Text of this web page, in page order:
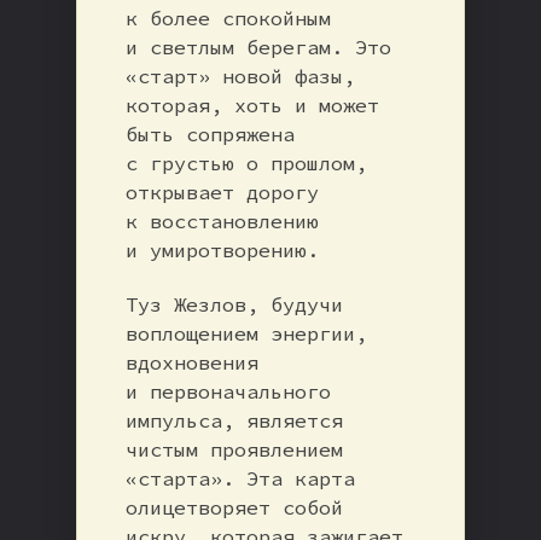
к более спокойным
и светлым берегам. Это
«старт» новой фазы,
которая, хоть и может
быть сопряжена
с грустью о прошлом,
открывает дорогу
к восстановлению
и умиротворению.
Туз Жезлов, будучи
воплощением энергии,
вдохновения
и первоначального
импульса, является
чистым проявлением
«старта». Эта карта
олицетворяет собой